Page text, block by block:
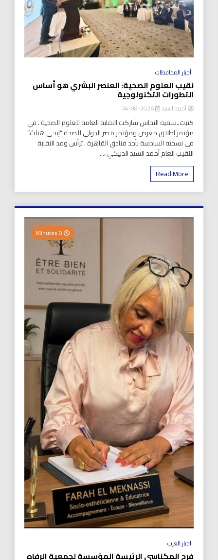
أخبار المحافظات
نقيب العلوم الصحية: العنصر البشري هو أساس
التطورات التكنولوجية
أحمد السيد 2026-08-04
كتبت..سمية النحاس شاركت النقابة العامة للعلوم الصحية ، في
مؤتمر إطلاق معرض ومؤتمر مصر الدولي للصحة “إيجي هيلث”
في نسخته السادسة بأحد فنادق القاهرة . ترأس وفد النقابة
النقيب العام أحمد السيد الدبيكي ،...
Read More
اخبار العرب
فرح المكناسي الرئيسة المؤسسة لجمعية الرفاه